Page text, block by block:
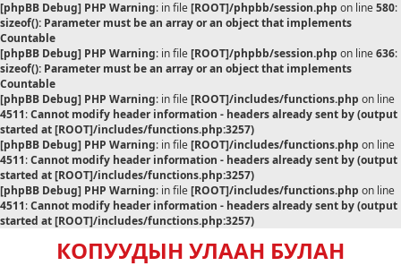
[phpBB Debug] PHP Warning: in file[ROOT]/phpbb/session.php on line580:
sizeof(): Parameter must be an array or an object that implements
Countable
[phpBB Debug] PHP Warning: in file[ROOT]/phpbb/session.php on line636:
sizeof(): Parameter must be an array or an object that implements
Countable
[phpBB Debug] PHP Warning: in file[ROOT]/includes/functions.php on line
4511:Cannot modify header information - headers already sent by (output
started at [ROOT]/includes/functions.php:3257)
[phpBB Debug] PHP Warning: in file[ROOT]/includes/functions.php on line
4511:Cannot modify header information - headers already sent by (output
started at [ROOT]/includes/functions.php:3257)
[phpBB Debug] PHP Warning: in file[ROOT]/includes/functions.php on line
4511:Cannot modify header information - headers already sent by (output
started at [ROOT]/includes/functions.php:3257)
КОПУУДЫН УЛААН БУЛАН